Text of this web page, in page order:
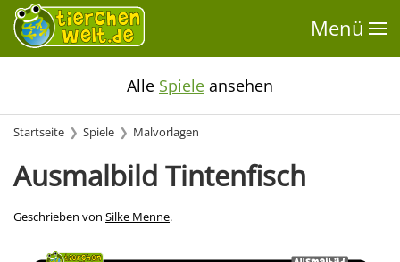
Menü
Alle Spiele ansehen
Startseite Spiele Malvorlagen
Ausmalbild Tintenfisch
Geschrieben von Silke Menne.